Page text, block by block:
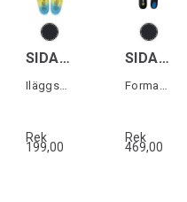
SIDAS MAX PROTECT FOOTBALL JR
Iläggssulor för fotboll
Rek
199,00
SIDAS 3D FOOTBALL
Rek
469,00